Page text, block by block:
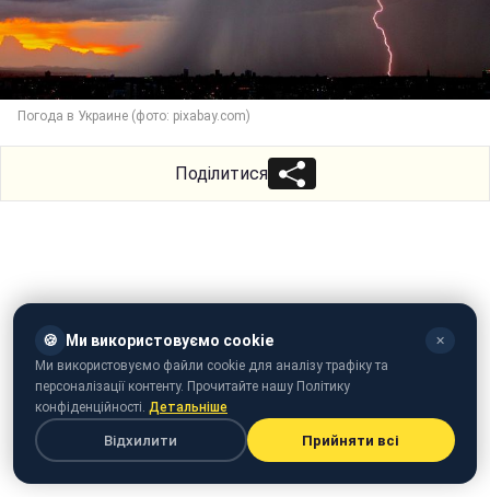
Погода в Украине (фото: pixabay.com)
Поділитися
🍪 Ми використовуємо cookie ✕
Ми використовуємо файли cookie для аналізу трафіку та
персоналізації контенту. Прочитайте нашу Політику
конфіденційності. Детальніше
Відхилити Прийняти всі